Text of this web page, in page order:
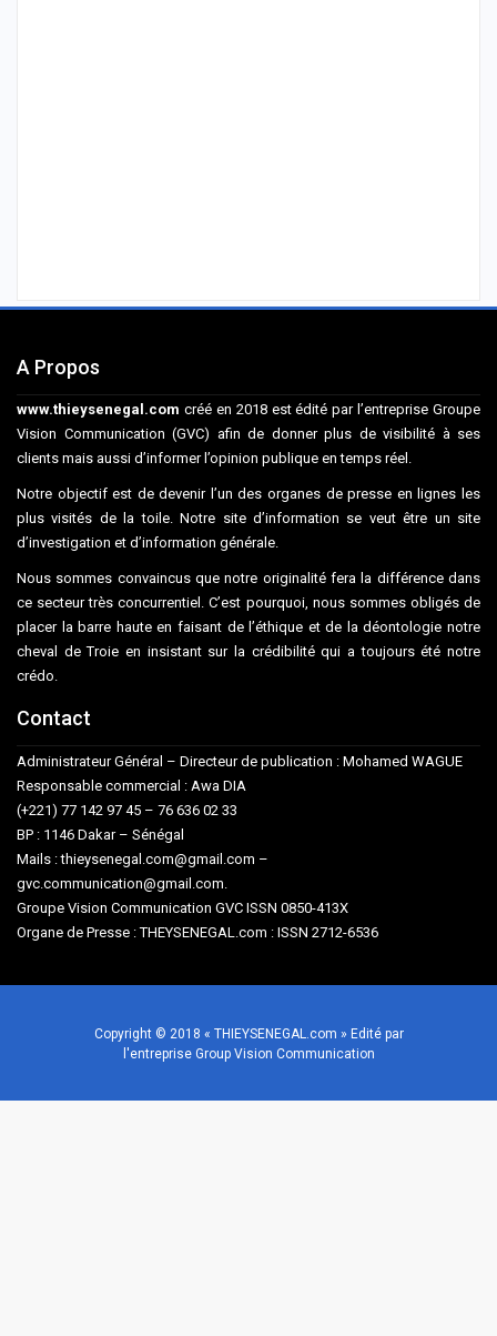
A Propos
www.thieysenegal.com créé en 2018 est édité par l’entreprise Groupe
Vision Communication (GVC) afin de donner plus de visibilité à ses
clients mais aussi d’informer l’opinion publique en temps réel.
Notre objectif est de devenir l’un des organes de presse en lignes les
plus visités de la toile. Notre site d’information se veut être un site
d’investigation et d’information générale.
Nous sommes convaincus que notre originalité fera la différence dans
ce secteur très concurrentiel. C’est pourquoi, nous sommes obligés de
placer la barre haute en faisant de l’éthique et de la déontologie notre
cheval de Troie en insistant sur la crédibilité qui a toujours été notre
crédo.
Contact
Administrateur Général – Directeur de publication : Mohamed WAGUE
Responsable commercial : Awa DIA
(+221) 77 142 97 45 – 76 636 02 33
BP : 1146 Dakar – Sénégal
Mails : thieysenegal.com@gmail.com –
gvc.communication@gmail.com.
Groupe Vision Communication GVC ISSN 0850-413X
Organe de Presse : THEYSENEGAL.com : ISSN 2712-6536
Copyright © 2018 « THIEYSENEGAL.com » Edité par
l'entreprise Group Vision Communication